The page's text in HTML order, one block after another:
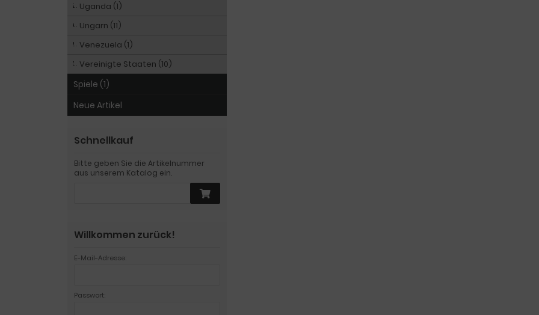
Uganda (1)
Ungarn (11)
Venezuela (1)
Vereinigte Staaten (10)
Spiele (1)
Neue Artikel
Schnellkauf
Bitte geben Sie die Artikelnummer
aus unserem Katalog ein.
Willkommen zurück!
E-Mail-Adresse:
Passwort: